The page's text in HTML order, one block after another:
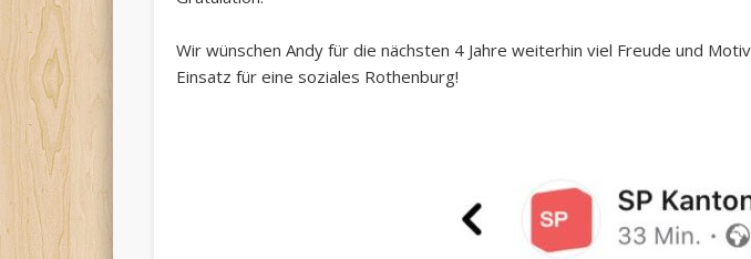
Wir wünschen Andy für die nächsten 4 Jahre weiterhin viel Freude und
Einsatz für eine soziales Rothenburg!